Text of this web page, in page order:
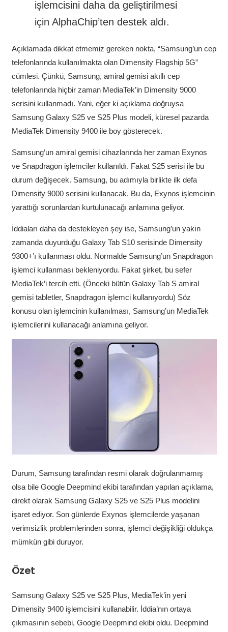
işlemcisini daha da geliştirilmesi
için AlphaChip’ten destek aldı.
Açıklamada dikkat etmemiz gereken nokta, “Samsung’un cep
telefonlarında kullanılmakta olan Dimensity Flagship 5G”
cümlesi. Çünkü, Samsung, amiral gemisi akıllı cep
telefonlarında hiçbir zaman MediaTek’in Dimensity 9000
serisini kullanmadı. Yani, eğer ki açıklama doğruysa
Samsung Galaxy S25 ve S25 Plus modeli, küresel pazarda
MediaTek Dimensity 9400 ile boy gösterecek.
Samsung’un amiral gemisi cihazlarında her zaman Exynos
ve Snapdragon işlemciler kullanıldı. Fakat S25 serisi ile bu
durum değişecek. Samsung, bu adımıyla birlikte ilk defa
Dimensity 9000 serisini kullanacak. Bu da, Exynos işlemcinin
yarattığı sorunlardan kurtulunacağı anlamına geliyor.
İddiaları daha da destekleyen şey ise, Samsung’un yakın
zamanda duyurduğu Galaxy Tab S10 serisinde Dimensity
9300+’ı kullanması oldu. Normalde Samsung’un Snapdragon
işlemci kullanması bekleniyordu. Fakat şirket, bu sefer
MediaTek’i tercih etti. (Önceki bütün Galaxy Tab S amiral
gemisi tabletler, Snapdragon işlemci kullanıyordu) Söz
konusu olan işlemcinin kullanılması, Samsung’un MediaTek
işlemcilerini kullanacağı anlamına geliyor.
Durum, Samsung tarafından resmi olarak doğrulanmamış
olsa bile Google Deepmind ekibi tarafından yapılan açıklama,
direkt olarak Samsung Galaxy S25 ve S25 Plus modelini
işaret ediyor. Son günlerde Exynos işlemcilerde yaşanan
verimsizlik problemlerinden sonra, işlemci değişikliği oldukça
mümkün gibi duruyor.
Özet
Samsung Galaxy S25 ve S25 Plus, MediaTek’in yeni
Dimensity 9400 işlemcisini kullanabilir. İddia’nın ortaya
çıkmasının sebebi, Google Deepmind ekibi oldu. Deepmind